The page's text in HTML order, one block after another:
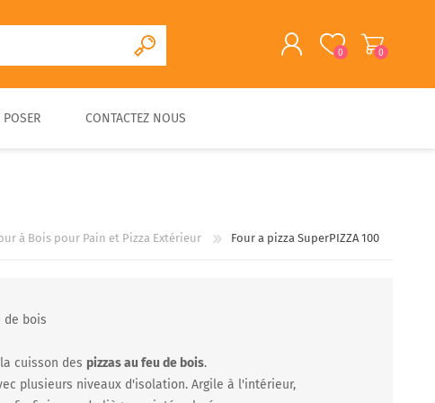
S'ENREGISTRER
0 0
CONTACTEZ NOUS
à Bois pour Pain et Pizza Extérieur Four a pizza SuperPIZZA 100
de bois
cuisson des pizzas au feu de bois.
plusieurs niveaux d'isolation. Argile à l'intérieur,